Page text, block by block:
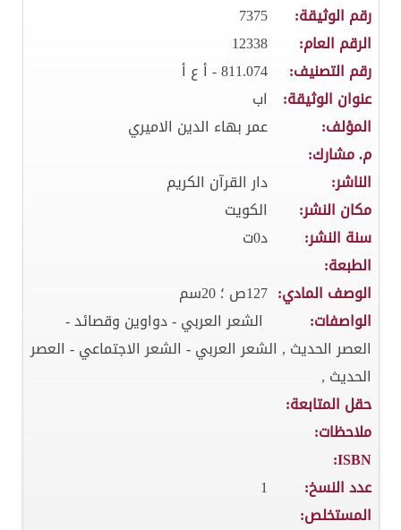
رقم الوثيقة:
7375
الرقم العام:
12338
رقم التصنيف:
811.074 - أ ع أ
عنوان الوثيقة:
اب
المؤلف:
عمر بهاء الدين الاميري
م. مشارك:
الناشر:
دار القرآن الكريم
مكان النشر:
الكويت
سنة النشر:
د0ت
الطبعة:
الوصف المادي: 127ص ؛ 20سم
الواصفات:
الشعر العربي - دواوين وقصائد -
العصر الحديث , الشعر العربي - الشعر الاجتماعي - العصر
الحديث ,
حقل المتابعة:
ملاحظات:
ISBN:
عدد النسخ:
1
المستخلص: